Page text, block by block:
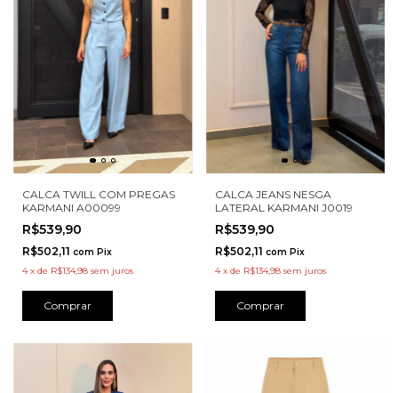
CALCA TWILL COM PREGAS
KARMANI A00099
R$539,90
R$502,11 com Pix
4 x de R$134,98 sem juros
Comprar
CALCA JEANS NESGA
LATERAL KARMANI J0019
R$539,90
R$502,11 com Pix
4 x de R$134,98 sem juros
Comprar